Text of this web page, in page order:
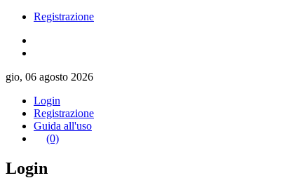
Registrazione
gio, 06 agosto 2026
Login
Registrazione
Guida all'uso
(0)
Login